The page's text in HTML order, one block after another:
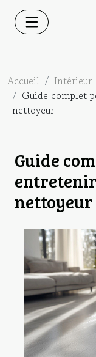
Accueil
Intérieur
Guide complet
nettoyeur
Guide
nettoyeur